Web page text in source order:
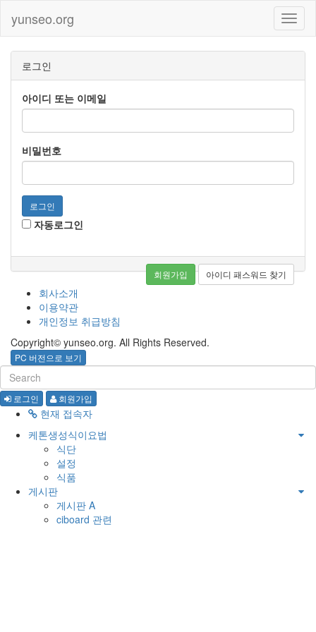
yunseo.org
로그인
아이디 또는 이메일
비밀번호
로그인
자동로그인
회원가입 아이디 패스워드 찾기
회사소개
이용약관
개인정보 취급방침
Copyright© yunseo.org. All Rights Reserved.
PC 버전으로 보기
로그인 회원가입
현재 접속자
케톤생성식이요법
식단
설정
식품
게시판
게시판 A
ciboard 관련